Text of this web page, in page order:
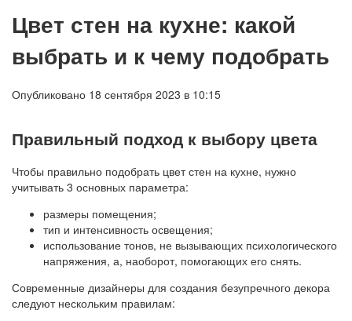
Цвет стен на кухне: какой
выбрать и к чему подобрать
Опубликовано 18 сентября 2023 в 10:15
Правильный подход к выбору цвета
Чтобы правильно подобрать цвет стен на кухне, нужно
учитывать 3 основных параметра:
размеры помещения;
тип и интенсивность освещения;
использование тонов, не вызывающих психологического
напряжения, а, наоборот, помогающих его снять.
Современные дизайнеры для создания безупречного декора
следуют нескольким правилам: